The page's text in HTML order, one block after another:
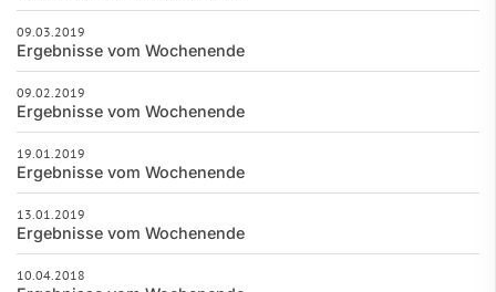
09.03.2019
Ergebnisse vom Wochenende
09.02.2019
Ergebnisse vom Wochenende
19.01.2019
Ergebnisse vom Wochenende
13.01.2019
Ergebnisse vom Wochenende
10.04.2018